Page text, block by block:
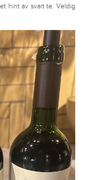
hint av svart te. Veldig